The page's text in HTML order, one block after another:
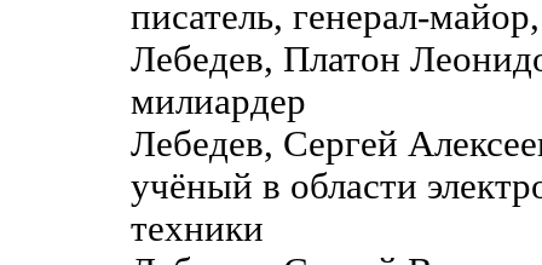
писатель, генерал-
Лебедев, Платон
милиардер
Лебедев, Сергей
учёный в области
техники